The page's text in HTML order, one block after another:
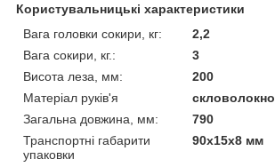
Користувальницькі характеристики
Вага головки сокири, кг:
2,2
Вага сокири, кг.:
3
Висота леза, мм:
200
Матеріал руків'я
скловолокно
Загальна довжина, мм:
790
Транспортні габарити
упаковки
90х15х8 мм